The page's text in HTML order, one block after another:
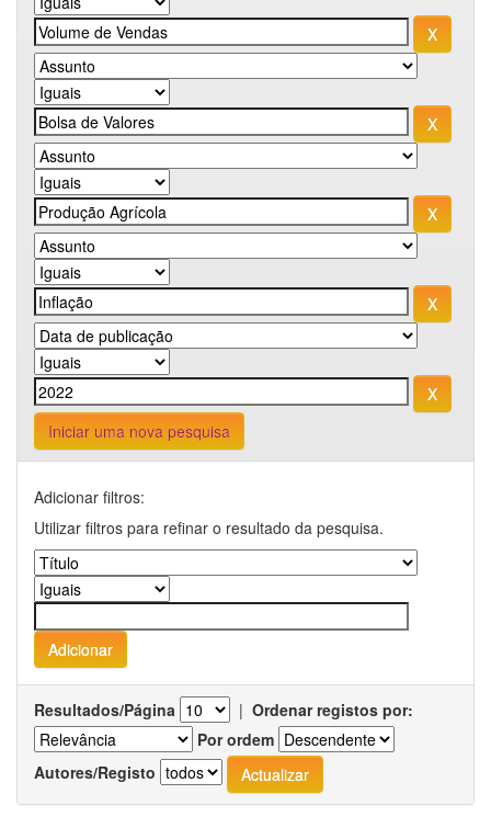
Iniciar uma nova pesquisa
Adicionar filtros:
Utilizar filtros para refinar o resultado da pesquisa.
Resultados/Página | Ordenar registos por:
Por ordem
Autores/Registo